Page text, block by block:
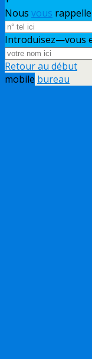
Nous vous
Introduisez—vous
Retour au début
mobile bureau